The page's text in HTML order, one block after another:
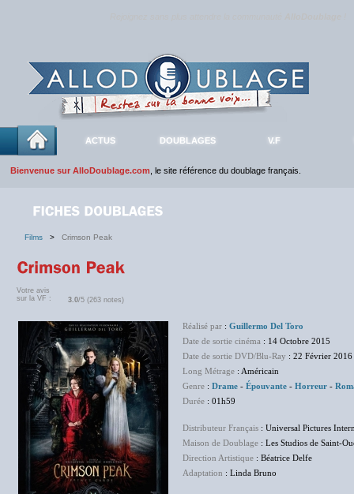
ACTUS DOUBLAGES V.F
Bienvenue sur AlloDoublage.com , le site référence du doublage français.
Films > Crimson Peak
Votre avis
sur la VF :
3.0/5 (263 notes)
Réalisé par : Guillermo Del Toro
Date de sortie cinéma : 14 Octobre 2015
Date de sortie DVD/Blu-Ray : 22 Février 2016
Long Métrage : Américain
Genre : Drame - Épouvante - Horreur -
Durée : 01h59
Distributeur Français : Universal Pictures
Maison de Doublage : Les Studios de Saint-
Direction Artistique : Béatrice Delfe
Adaptation : Linda Bruno